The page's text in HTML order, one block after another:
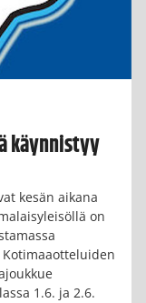
käynnistyy
kesän aikana
on
1.6. ja 2.6.